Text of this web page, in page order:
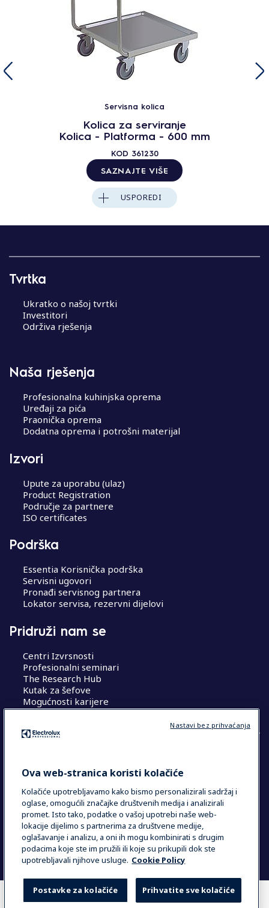
USPOREDI GDJE KUPITI
Servisna kolica
Kolica za serviranje
Kolica - Platforma - 600 mm
KOD 361230
SAZNAJTE VIŠE
USPOREDI
Tvrtka
Ukratko o našoj tvrtki
Investitori
Održiva rješenja
Naša rješenja
Profesionalna kuhinjska oprema
Uređaji za pića
Praonička oprema
Dodatna oprema i potrošni materijal
Izvori
Upute za uporabu (ulaz)
Product Registration
Područje za partnere
ISO certificates
Podrška
Essentia Korisnička podrška
Servisni ugovori
Pronađi servisnog partnera
Lokator servisa, rezervni dijelovi
Pridruži nam se
Centri Izvrsnosti
Profesionalni seminari
The Research Hub
Kutak za šefove
Mogućnosti karijere
COUNTRY AND LANGUAGE
Data Privacy Statement
Cookie Policy
Uvjeti i odredbe
Ova web-stranica koristi kolačiće
Kolačiće upotrebljavamo kako bismo personalizirali sadržaj i
oglase, omogućili značajke društvenih medija i analizirali
promet. Isto tako, podatke o vašoj upotrebi naše web-
lokacije dijelimo s partnerima za društvene medije,
oglašavanje i analizu, a oni ih mogu kombinirati s drugim
podacima koje ste im pružili ili koje su prikupili dok ste
upotrebljavali njihove usluge. Cookie Policy
Prihvatite sve kolačiće
Postavke za kolačiće
Nastavi bez prihvaćanja